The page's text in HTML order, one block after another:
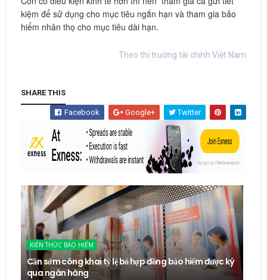
kiệm để sử dụng cho mục tiêu ngắn hạn và tham gia bảo
hiểm nhân thọ cho mục tiêu dài hạn.
Theo thị trường tài chính Việt Nam
SHARE THIS
Facebook Google+ Twitter
KIẾN THỨC BẢO HIỂM
Cần sớm công khai tỷ lệ bỏ hợp đồng bảo hiểm được ký
qua ngân hàng